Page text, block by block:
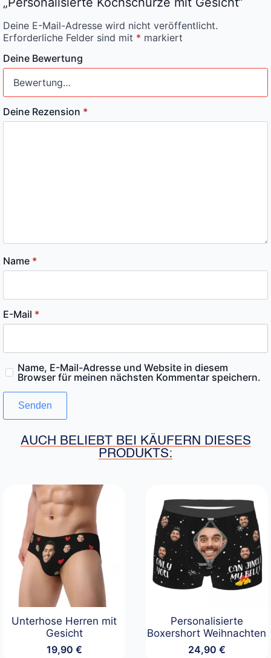
Deine E-Mail-Adresse wird nicht veröffentlicht.
Erforderliche Felder sind mit * markiert
Deine Bewertung
Deine Rezension *
Name *
E-Mail *
Name, E-Mail-Adresse und Website in diesem
Browser für meinen nächsten Kommentar speichern.
AUCH BELIEBT BEI KÄUFERN DIESES
PRODUKTS:
Unterhose Herren mit
Gesicht
19,90 €
Personalisierte
Boxershort Weihnachten
24,90 €